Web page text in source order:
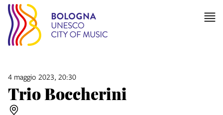
4 maggio 2023, 20:30
Trio Boccherini